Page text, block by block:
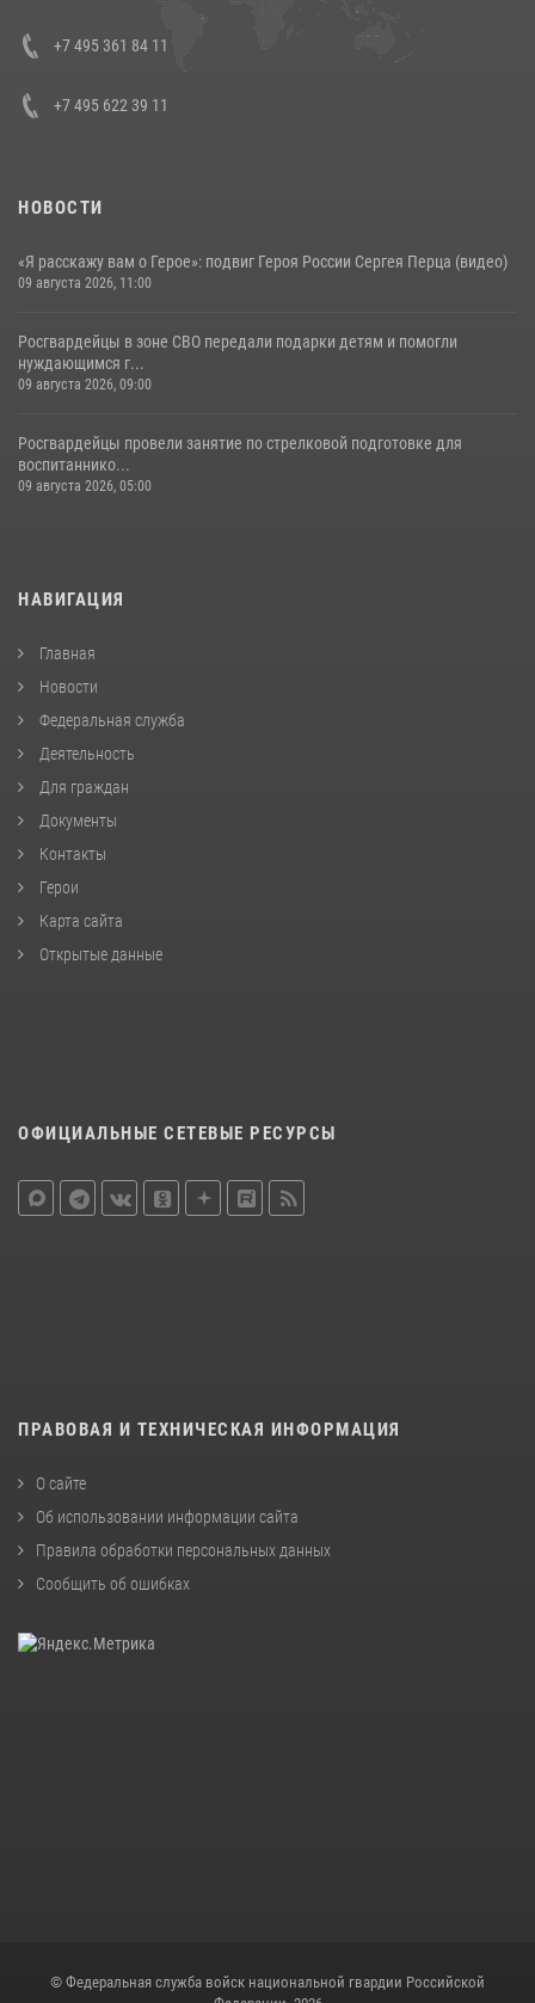
представителя Президента Российской Федерации в Северо-
Кавказском федеральном округе Виталием Кузнецовым
+7 495 361 84 11
+7 495 622 39 11
НОВОСТИ
«Я расскажу вам о Герое»: подвиг Героя России Сергея Перца (видео)
09 августа 2026, 11:00
Росгвардейцы в зоне СВО передали подарки детям и помогли
нуждающимся г...
09 августа 2026, 09:00
Росгвардейцы провели занятие по стрелковой подготовке для
воспитаннико...
09 августа 2026, 05:00
НАВИГАЦИЯ
Главная
Новости
Федеральная служба
Деятельность
Для граждан
Документы
Контакты
Герои
Карта сайта
Открытые данные
ОФИЦИАЛЬНЫЕ СЕТЕВЫЕ РЕСУРСЫ
ПРАВОВАЯ И ТЕХНИЧЕСКАЯ ИНФОРМАЦИЯ
О сайте
Об использовании информации сайта
Правила обработки персональных данных
Сообщить об ошибках
© Федеральная служба войск национальной гвардии Российской